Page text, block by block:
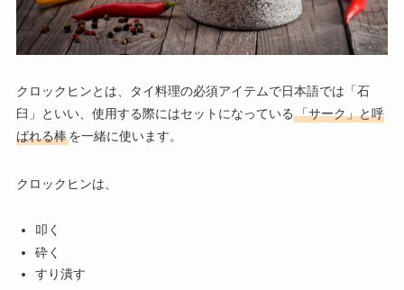
クロックヒンとは、タイ料理の必須アイテムで日本語では「石
臼」といい、使用する際にはセットになっている 「サーク」と呼
ばれる棒を一緒に使います。
クロックヒンは、
叩く
砕く
すり潰す